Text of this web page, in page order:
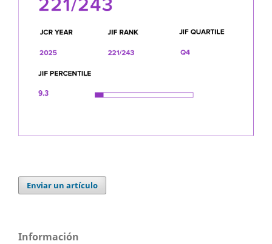
Enviar un artículo
Información